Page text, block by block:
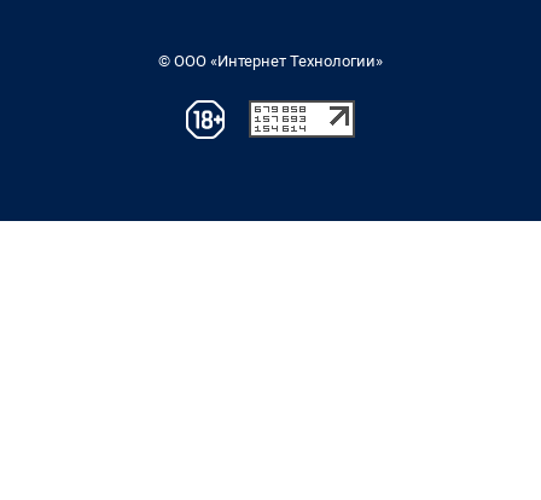
© ООО «Интернет Технологии»